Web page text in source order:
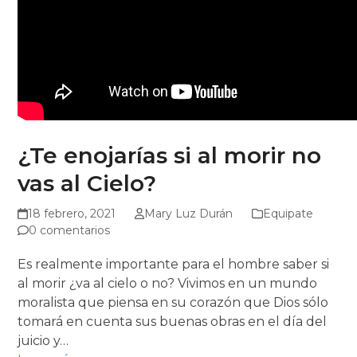
¿Te enojarías si al morir no
vas al Cielo?
18 febrero, 2021 Mary Luz Durán
Equipate
0 comentarios
Es realmente importante para el hombre saber si
al morir ¿va al cielo o no? Vivimos en un mundo
moralista que piensa en su corazón que Dios sólo
tomará en cuenta sus buenas obras en el día del
juicio y…